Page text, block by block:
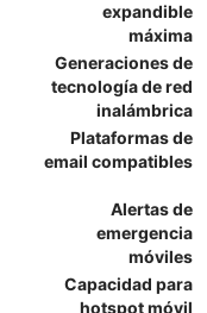
expandible
máxima
Generaciones de
tecnología de red
inalámbrica
Plataformas de
email compatibles
Alertas de
emergencia
móviles
Capacidad para
hotspot móvil